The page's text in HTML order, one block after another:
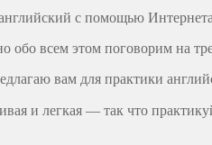
с помощью
обо всем этом поговорим на
вам для практики
и легкая — так что